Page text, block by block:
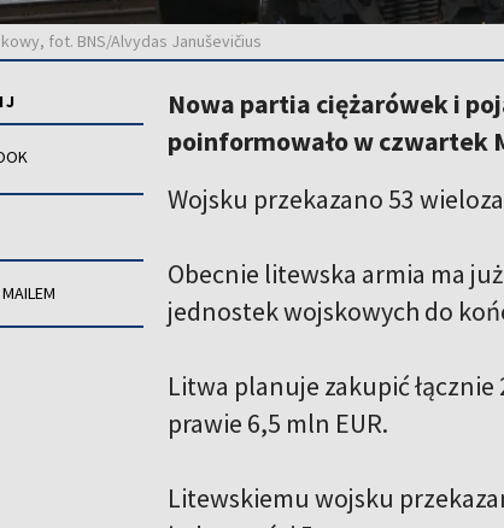
fot. BNS/Alvydas Januševičius
Nowa partia ciężarówek i
poinformowało w czwartek
Wojsku przekazano 53
Obecnie litewska armia ma
jednostek wojskowych do
Litwa planuje zakupić
prawie 6,5 mln EUR.
Litewskiemu wojsku